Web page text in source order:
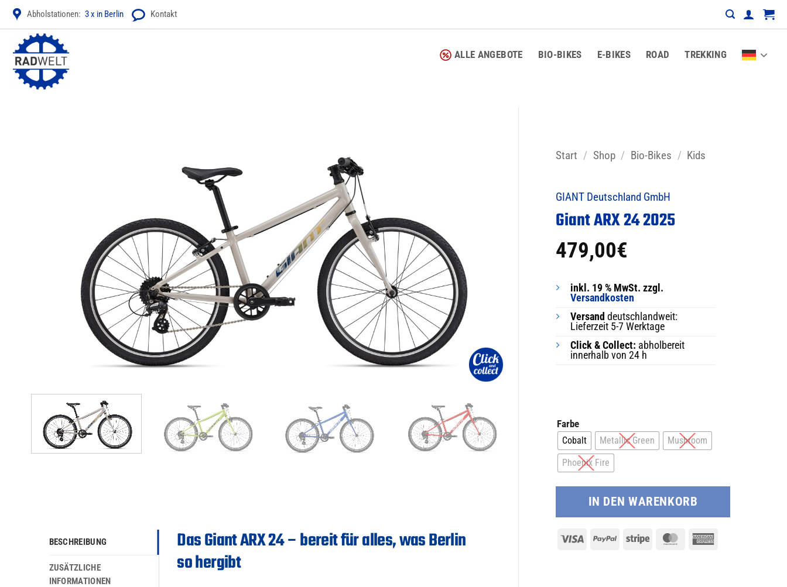
Zum
Inhalt
springen
Abholstationen: 3 x in Berlin Kontakt
ALLE ANGEBOTE BIO-BIKES E-BIKES ROAD TREKKING
BESCHREIBUNG
ZUSÄTZLICHE
INFORMATIONEN
Das Giant ARX 24 – bereit für alles, was Berlin
so hergibt
Start / Shop / Bio-Bikes / Kids
GIANT Deutschland GmbH
Giant ARX 24 2025
479,00€
inkl. 19 % MwSt. zzgl.
Versandkosten
Versand deutschlandweit:
Lieferzeit 5-7 Werktage
Click & Collect: abholbereit
innerhalb von 24 h
Farbe
Cobalt Metallic Green
Mushroom
Phoenix Fire
IN DEN WARENKORB
Visa PayPalStripe MasterCard